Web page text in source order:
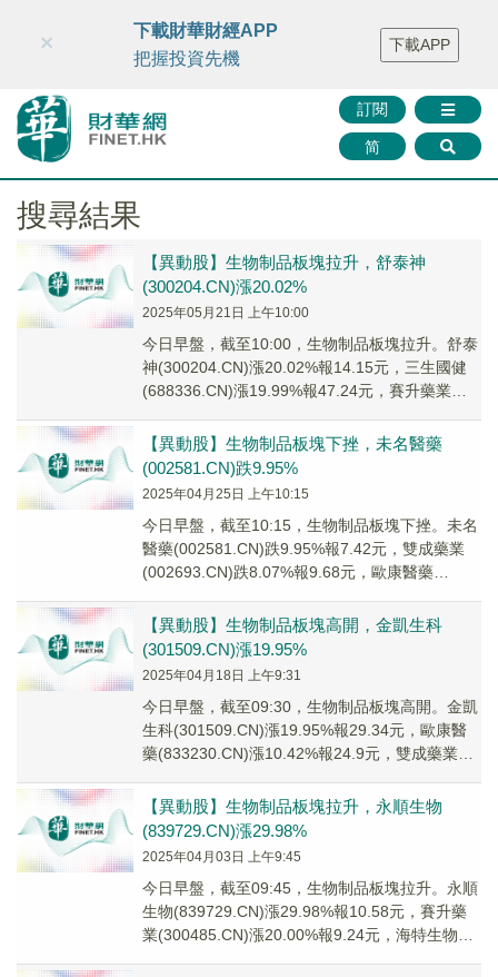
財華智庫網 FINTV FINMETA 財華證券 媒體矩陣
智庫沙龍
聯絡我們
訂閱
简
×
下載財華財經APP
把握投資先機
下載APP
搜尋結果
【異動股】生物制品板塊拉升，舒泰神
(300204.CN)漲20.02%
2025年05月21日 上午10:00
今日早盤，截至10:00，生物制品板塊拉升。舒泰
神(300204.CN)漲20.02%報14.15元，三生國健
(688336.CN)漲19.99%報47.24元，賽升藥業
【異動股】生物制品板塊下挫，未名醫藥
(002581.CN)跌9.95%
2025年04月25日 上午10:15
今日早盤，截至10:15，生物制品板塊下挫。未名
醫藥(002581.CN)跌9.95%報7.42元，雙成藥業
(002693.CN)跌8.07%報9.68元，歐康醫藥
【異動股】生物制品板塊高開，金凱生科
(301509.CN)漲19.95%
2025年04月18日 上午9:31
今日早盤，截至09:30，生物制品板塊高開。金凱
生科(301509.CN)漲19.95%報29.34元，歐康醫
藥(833230.CN)漲10.42%報24.9元，雙成藥業
【異動股】生物制品板塊拉升，永順生物
(839729.CN)漲29.98%
2025年04月03日 上午9:45
今日早盤，截至09:45，生物制品板塊拉升。永順
生物(839729.CN)漲29.98%報10.58元，賽升藥
業(300485.CN)漲20.00%報9.24元，海特生物